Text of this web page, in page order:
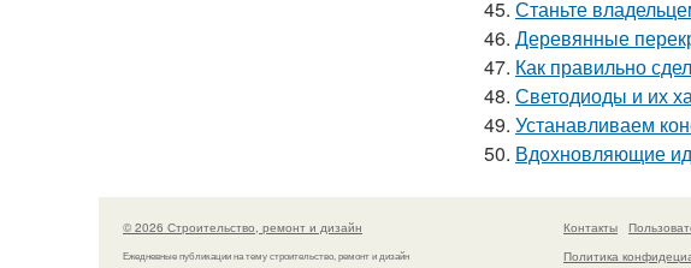
45. Станьте
46. Деревянные
47. Как правильно
48. Светодиоды и их
49. Устанавливаем
50. Вдохновляющие
© 2026 Строительство, ремонт и дизайн
Ежедневные публикации на тему строительство, ремонт и дизайн
Контакты
Политика